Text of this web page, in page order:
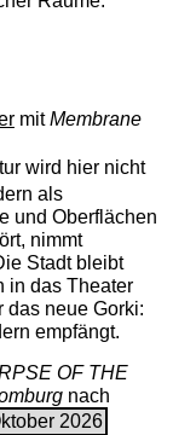
mit ­Membrane
wird hier nicht
als
und Oberflächen
nimmt
Stadt bleibt
in das Theater
das neue Gorki:
empfängt.
OF THE
nach
2026